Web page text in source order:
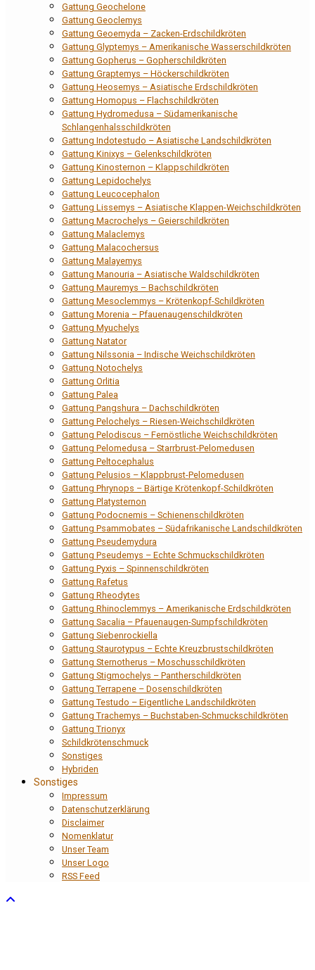
Gattung Geochelone
Gattung Geoclemys
Gattung Geoemyda – Zacken-Erdschildkröten
Gattung Glyptemys – Amerikanische Wasserschildkröten
Gattung Gopherus – Gopherschildkröten
Gattung Graptemys – Höckerschildkröten
Gattung Heosemys – Asiatische Erdschildkröten
Gattung Homopus – Flachschildkröten
Gattung Hydromedusa – Südamerikanische
Schlangenhalsschildkröten
Gattung Indotestudo – Asiatische Landschildkröten
Gattung Kinixys – Gelenkschildkröten
Gattung Kinosternon – Klappschildkröten
Gattung Lepidochelys
Gattung Leucocephalon
Gattung Lissemys – Asiatische Klappen-Weichschildkröten
Gattung Macrochelys – Geierschildkröten
Gattung Malaclemys
Gattung Malacochersus
Gattung Malayemys
Gattung Manouria – Asiatische Waldschildkröten
Gattung Mauremys – Bachschildkröten
Gattung Mesoclemmys – Krötenkopf-Schildkröten
Gattung Morenia – Pfauenaugenschildkröten
Gattung Myuchelys
Gattung Natator
Gattung Nilssonia – Indische Weichschildkröten
Gattung Notochelys
Gattung Orlitia
Gattung Palea
Gattung Pangshura – Dachschildkröten
Gattung Pelochelys – Riesen-Weichschildkröten
Gattung Pelodiscus – Fernöstliche Weichschildkröten
Gattung Pelomedusa – Starrbrust-Pelomedusen
Gattung Peltocephalus
Gattung Pelusios – Klappbrust-Pelomedusen
Gattung Phrynops – Bärtige Krötenkopf-Schildkröten
Gattung Platysternon
Gattung Podocnemis – Schienenschildkröten
Gattung Psammobates – Südafrikanische Landschildkröten
Gattung Pseudemydura
Gattung Pseudemys – Echte Schmuckschildkröten
Gattung Pyxis – Spinnenschildkröten
Gattung Rafetus
Gattung Rheodytes
Gattung Rhinoclemmys – Amerikanische Erdschildkröten
Gattung Sacalia – Pfauenaugen-Sumpfschildkröten
Gattung Siebenrockiella
Gattung Staurotypus – Echte Kreuzbrustschildkröten
Gattung Sternotherus – Moschusschildkröten
Gattung Stigmochelys – Pantherschildkröten
Gattung Terrapene – Dosenschildkröten
Gattung Testudo – Eigentliche Landschildkröten
Gattung Trachemys – Buchstaben-Schmuckschildkröten
Gattung Trionyx
Schildkrötenschmuck
Sonstiges
Hybriden
Sonstiges
Impressum
Datenschutzerklärung
Disclaimer
Nomenklatur
Unser Team
Unser Logo
RSS Feed